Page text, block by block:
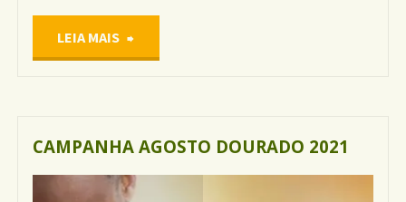
LEIA MAIS "OPAS
MATERNO"
CAMPANHA AGOSTO DOURADO 2021